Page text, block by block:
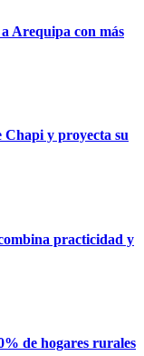
Arequipa con más
Chapi y proyecta su
practicidad y
de hogares rurales